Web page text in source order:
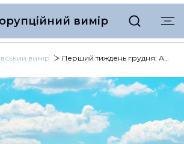
вимір
вимір Перший тиждень грудня: Антикорупційний огляд Миколаївщини